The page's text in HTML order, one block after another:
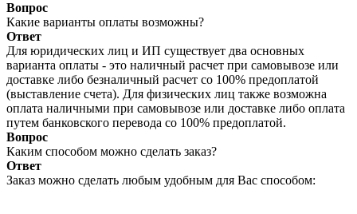
Вопрос
Какие варианты оплаты возможны?
Ответ
Для юридических лиц и ИП существует два основных
варианта оплаты - это наличный расчет при самовывозе или
доставке либо безналичный расчет со 100% предоплатой
(выставление счета). Для физических лиц также возможна
оплата наличными при самовывозе или доставке либо оплата
путем банковского перевода со 100% предоплатой.
Вопрос
Каким способом можно сделать заказ?
Ответ
Заказ можно сделать любым удобным для Вас способом: